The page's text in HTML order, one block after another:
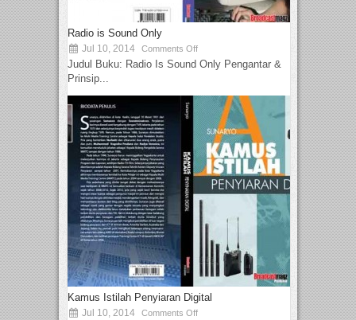
Radio is Sound Only
Jul 10, 2014 Comments Off
Judul Buku: Radio Is Sound Only Pengantar &
Prinsip...
Kamus Istilah Penyiaran Digital
Jul 10, 2014 Comments Off